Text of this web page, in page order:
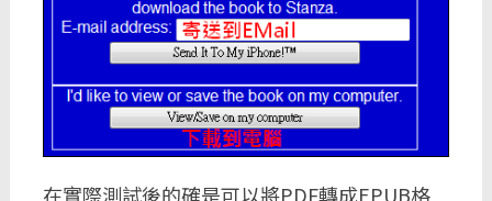
在實際測試後的確是可以將PDF轉成EPUB格